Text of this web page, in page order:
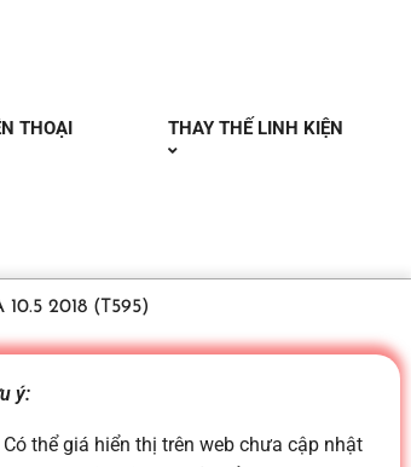
THOẠI
THAY THẾ LINH KIỆN
2018 (T595)
ý:
Có thể giá hiển thị trên web chưa cập nhật